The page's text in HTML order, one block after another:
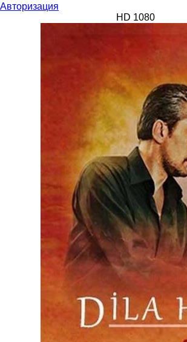
Авторизация
HD 1080